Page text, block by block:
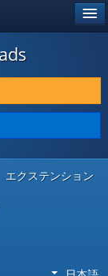
エクステンション